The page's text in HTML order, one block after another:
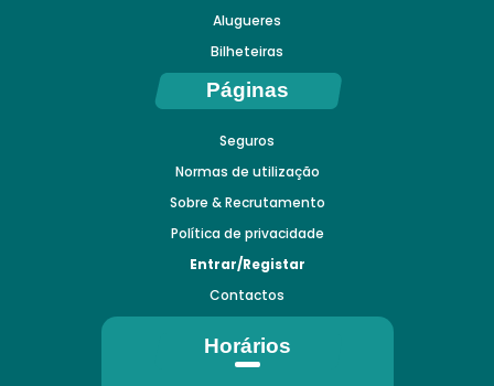
Alugueres
Bilheteiras
Páginas
Seguros
Normas de utilização
Sobre & Recrutamento
Política de privacidade
Entrar/Registar
Contactos
Horários